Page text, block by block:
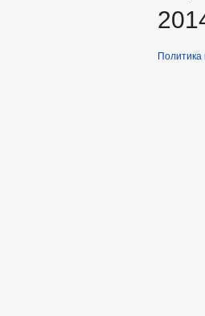
Политика